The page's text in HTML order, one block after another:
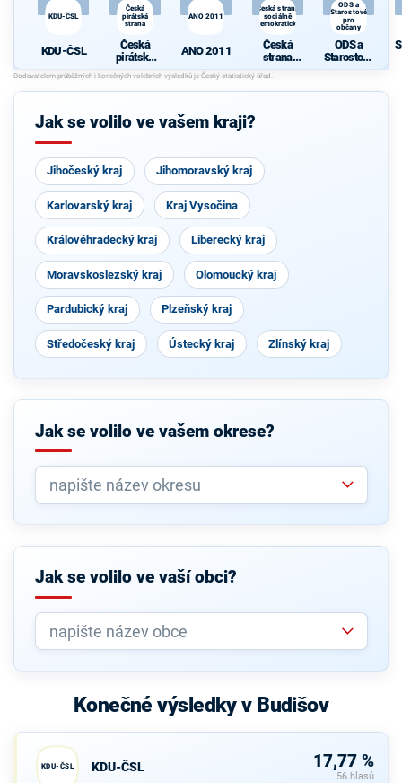
KDU-ČSL
KDU-ČSL
Česká
pirátská
strana
Česká
pirátská
strana
ANO 2011
ANO 2011
Česká strana
sociálně
demokratická
Česká
strana
sociálně
demokrati
cká
ODS a
Starostové
pro
občany
ODS a
Starostové
pro občany
Jak se volilo ve vašem kraji?
Jihočeský kraj Jihomoravský kraj
Karlovarský kraj Kraj Vysočina
Královéhradecký kraj Liberecký kraj
Moravskoslezský kraj Olomoucký kraj
Pardubický kraj Plzeňský kraj
Středočeský kraj Ústecký kraj Zlínský kraj
Jak se volilo ve vašem okrese?
Jak se volilo ve vaší obci?
Konečné výsledky v Budišov
KDU-ČSL KDU-ČSL 17,77 %
56 hlasů